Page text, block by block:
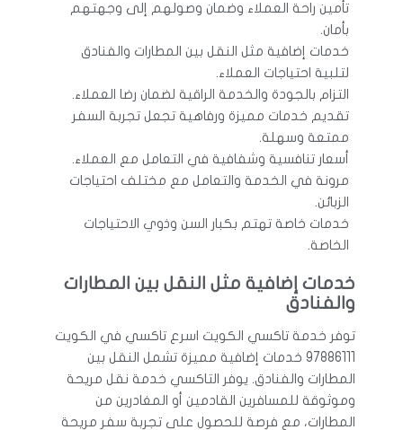
تأمين راحة العملاء وضمان وصولهم إلى وجهتهم
بأمان.
خدمات إضافية مثل النقل بين المطارات والفنادق
لتلبية احتياجات العملاء.
التزام بالجودة والخدمة الراقية لضمان رضا العملاء.
تقديم خدمات مميزة ورفاهية تجعل تجربة السفر
ممتعة وسهلة.
أسعار تنافسية وشفافية في التعامل مع العملاء.
مرونة في الخدمة والتعامل مع مختلف احتياجات
الزبائن.
خدمات خاصة تهتم بكبار السن وذوي الاحتياجات
الخاصة.
خدمات إضافية مثل النقل بين المطارات
والفنادق
توفر خدمة تاكسي الكويت اسرع تاكسي في الكويت
97886111 خدمات إضافية مميزة تشمل النقل بين
المطارات والفنادق. يوفر التاكسي خدمة نقل مريحة
وموثوقة للمسافرين القادمين أو المغادرين من
المطارات، مع فرصة للحصول على تجربة سفر مريحة